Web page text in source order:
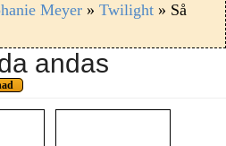
Meyer » Twilight » Så
andas